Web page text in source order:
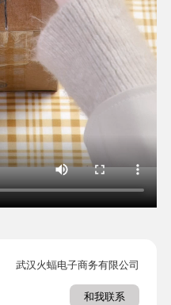
武汉火蝠电子商务有限公司
和我联系